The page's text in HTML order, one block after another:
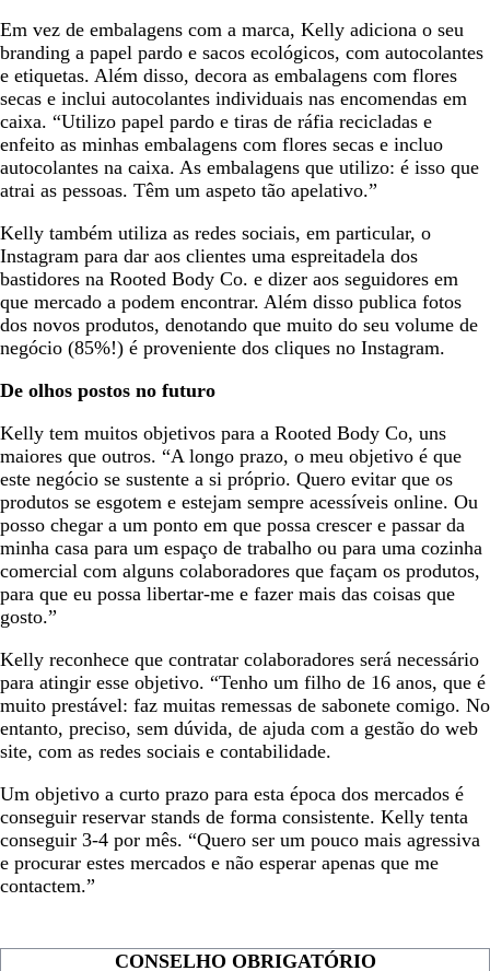
Em vez de embalagens com a marca, Kelly adiciona o seu
branding a papel pardo e sacos ecológicos, com autocolantes
e etiquetas. Além disso, decora as embalagens com flores
secas e inclui autocolantes individuais nas encomendas em
caixa. “Utilizo papel pardo e tiras de ráfia recicladas e
enfeito as minhas embalagens com flores secas e incluo
autocolantes na caixa. As embalagens que utilizo: é isso que
atrai as pessoas. Têm um aspeto tão apelativo.”
Kelly também utiliza as redes sociais, em particular, o
Instagram para dar aos clientes uma espreitadela dos
bastidores na Rooted Body Co. e dizer aos seguidores em
que mercado a podem encontrar. Além disso publica fotos
dos novos produtos, denotando que muito do seu volume de
negócio (85%!) é proveniente dos cliques no Instagram.
De olhos postos no futuro
Kelly tem muitos objetivos para a Rooted Body Co, uns
maiores que outros. “A longo prazo, o meu objetivo é que
este negócio se sustente a si próprio. Quero evitar que os
produtos se esgotem e estejam sempre acessíveis online. Ou
posso chegar a um ponto em que possa crescer e passar da
minha casa para um espaço de trabalho ou para uma cozinha
comercial com alguns colaboradores que façam os produtos,
para que eu possa libertar-me e fazer mais das coisas que
gosto.”
Kelly reconhece que contratar colaboradores será necessário
para atingir esse objetivo. “Tenho um filho de 16 anos, que é
muito prestável: faz muitas remessas de sabonete comigo. No
entanto, preciso, sem dúvida, de ajuda com a gestão do web
site, com as redes sociais e contabilidade.
Um objetivo a curto prazo para esta época dos mercados é
conseguir reservar stands de forma consistente. Kelly tenta
conseguir 3-4 por mês. “Quero ser um pouco mais agressiva
e procurar estes mercados e não esperar apenas que me
contactem.”
CONSELHO OBRIGATÓRIO